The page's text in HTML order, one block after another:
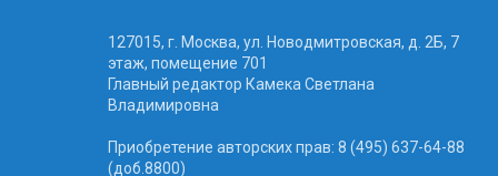
127015, г. Москва, ул. Новодмитровская, д. 2Б, 7
этаж, помещение 701
Главный редактор Камека Светлана
Владимировна
Приобретение авторских прав: 8 (495) 637-64-88
(доб.8800)